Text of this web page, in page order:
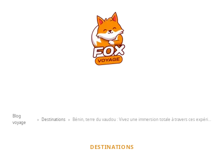
Blog
voyage
» Destinations » Bénin, terre du vaudou : Vivez une immersion totale à travers ces expériences
DESTINATIONS